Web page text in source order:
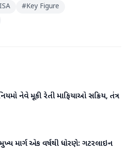
#Key Figure
નેવે મૂકી રેતી માફિયાઓ સક્રિય, તંત્ર
માર્ગ એક વર્ષથી ધોરણે: ગટરલાઇન